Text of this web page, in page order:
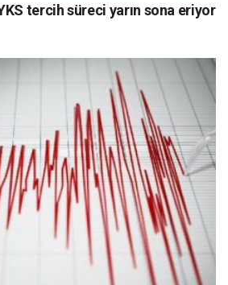
tercih süreci yarın sona eriyor